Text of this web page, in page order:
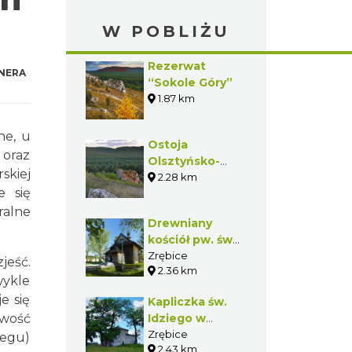
u
się
się
W POBLIŻU
Rezerwat
“Sokole Góry”
1.87 km
Ostoja
Olsztyńsko-
Mirowska
2.28 km
Drewniany
kościół pw. św.
Idziego w
Zrębicach
Zrębice
2.36 km
Kapliczka św.
Idziego w
Zrębicach
Zrębice
2.43 km